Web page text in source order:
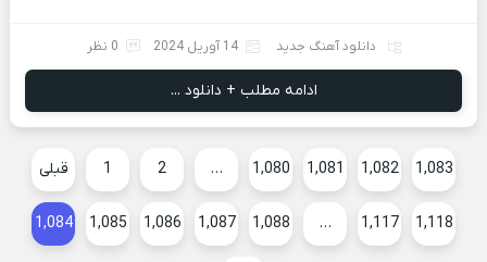
دانلود آهنگ جدید 14 آوریل 2024 0 نظر
ادامه مطلب + دانلود ...
قبلی 1 2 … 1,080 1,081 1,082 1,083
1,084 1,085 1,086 1,087 1,088 … 1,117 1,118